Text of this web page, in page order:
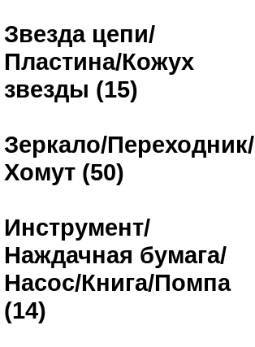
Звезда цепи/
Пластина/Кожух
звезды (15)
Зеркало/Переходник/
Хомут (50)
Инструмент/
Наждачная бумага/
Насос/Книга/Помпа
(14)